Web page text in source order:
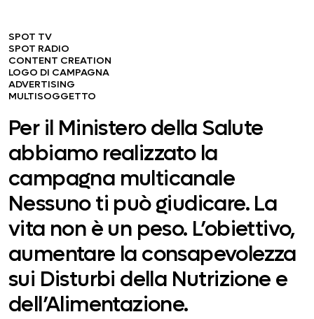
SPOT TV
SPOT RADIO
CONTENT CREATION
LOGO DI CAMPAGNA
ADVERTISING
MULTISOGGETTO
Per il Ministero della Salute
abbiamo realizzato la
campagna multicanale
Nessuno ti può giudicare. La
vita non è un peso. L’obiettivo,
aumentare la consapevolezza
sui Disturbi della Nutrizione e
dell’Alimentazione.